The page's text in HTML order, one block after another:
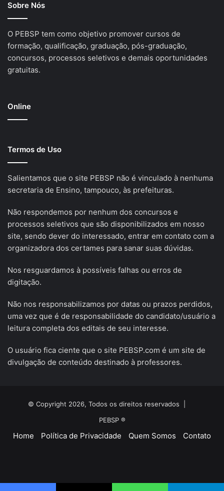
Sobre Nós
O PEBSP tem como objetivo promover cursos de
formação, qualificação, graduação, pós-graduação,
concursos, processos seletivos e demais oportunidades
gratuitas.
Online
Termos de Uso
Salientamos que o site PEBSP não é vinculado à nenhuma
secretaria de Ensino, tampouco, às prefeituras.
Não respondemos por nenhum dos concursos e
processos seletivos que são disponibilizados em nosso
site, sendo dever do interessado, entrar em contato com a
organizadora dos certames para sanar suas dúvidas.
Nos resguardamos à possíveis falhas ou erros de
digitação.
Não nos responsabilizamos por datas ou prazos perdidos,
uma vez que é de responsabilidade do candidato/usuário a
leitura completa dos editais de seu interesse.
O usuário fica ciente que o site PEBSP.com é um site de
divulgação de conteúdo destinado à professores.
© Copyright 2026, Todos os direitos reservados |
PEBSP ®
Home Política de Privacidade Quem Somos Contato